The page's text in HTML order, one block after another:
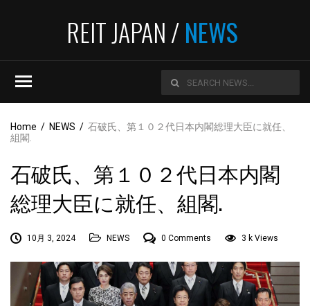
REIT JAPAN /NEWS
Home / NEWS / 石破氏、第１０２代日本内閣総理大臣に就任、
組閣.
石破氏、第１０２代日本内閣
総理大臣に就任、組閣.
10月 3, 2024 NEWS 0 Comments 3 k Views